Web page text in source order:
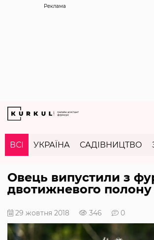
Реклама
ВСІ УКРАЇНА САДІВНИЦТВО
Овець випустили з
двотижневого полону
29 жовтня 2018 346 0